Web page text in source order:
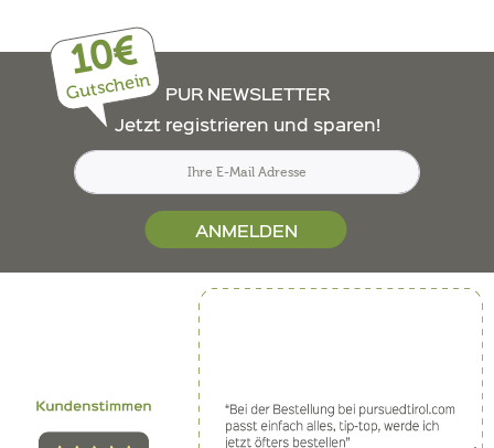
10€
Gutschein
PUR NEWSLETTER
Jetzt registrieren und sparen!
ANMELDEN